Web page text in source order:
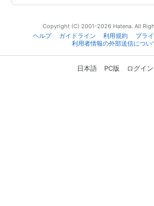
Copyright (C) 2001-2026 Hatena. All
ヘルプ
ガイドライン 利用規約
プラ
利用者情報の外部送信につい
日本語 PC版 ログイン